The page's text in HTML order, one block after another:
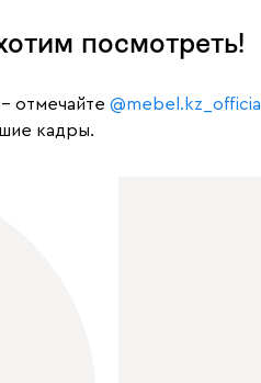
посмотреть!
отмечайте @mebel.kz_official
кадры.